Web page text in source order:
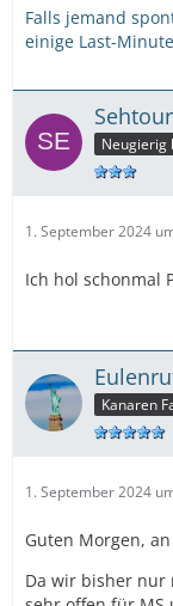
Falls jemand
einige Last-
Neugierig
1. September 2024
Ich hol schonmal
Kanaren
1. September 2024
Guten Morgen,
Da wir bisher nur